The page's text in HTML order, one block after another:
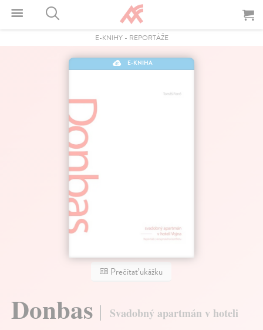
E-KNIHY- REPORTÁŽE
E-KNIHA
Prečítať ukážku
Donbas
Svadobný apartmán v hoteli